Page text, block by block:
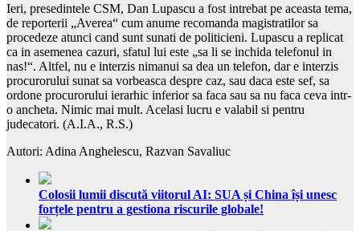
Ieri, presedintele CSM, Dan Lupascu a fost intrebat pe aceasta tema,
de reporterii „Averea“ cum anume recomanda magistratilor sa
procedeze atunci cand sunt sunati de politicieni. Lupascu a replicat
ca in asemenea cazuri, sfatul lui este „sa li se inchida telefonul in
nas!“. Altfel, nu e interzis nimanui sa dea un telefon, dar e interzis
procurorului sunat sa vorbeasca despre caz, sau daca este sef, sa
ordone procurorului ierarhic inferior sa faca sau sa nu faca ceva intr-
o ancheta. Nimic mai mult. Acelasi lucru e valabil si pentru
judecatori. (A.I.A., R.S.)
Autori: Adina Anghelescu, Razvan Savaliuc
Colosii lumii discută viitorul AI: SUA și China își unesc
forțele pentru a gestiona riscurile globale!